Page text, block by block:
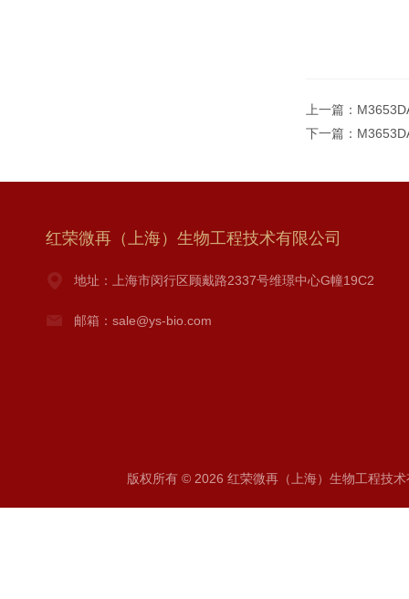
上一篇：
下一篇：
红荣微再（上海）生物工程技术有限公司
地址：上海市闵行区顾戴路2337号维璟中心G幢19C2
邮箱：sale@ys-bio.com
版权所有 © 2026 红荣微再（上海）生物工程技